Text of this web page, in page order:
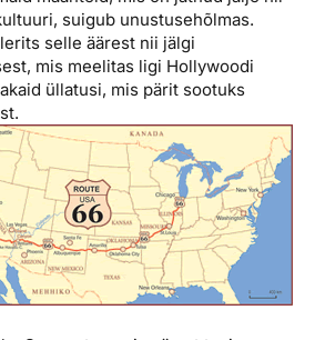
suigub unustusehõlmas.
selle äärest nii jälgi
mis meelitas ligi Hollywoodi
üllatusi, mis pärit sootuks